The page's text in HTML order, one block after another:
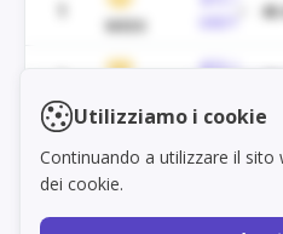
Utilizziamo i cookie
Continuando a utilizzare il
dei cookie.
WEEX
BTC /
WEEX
USDT
1